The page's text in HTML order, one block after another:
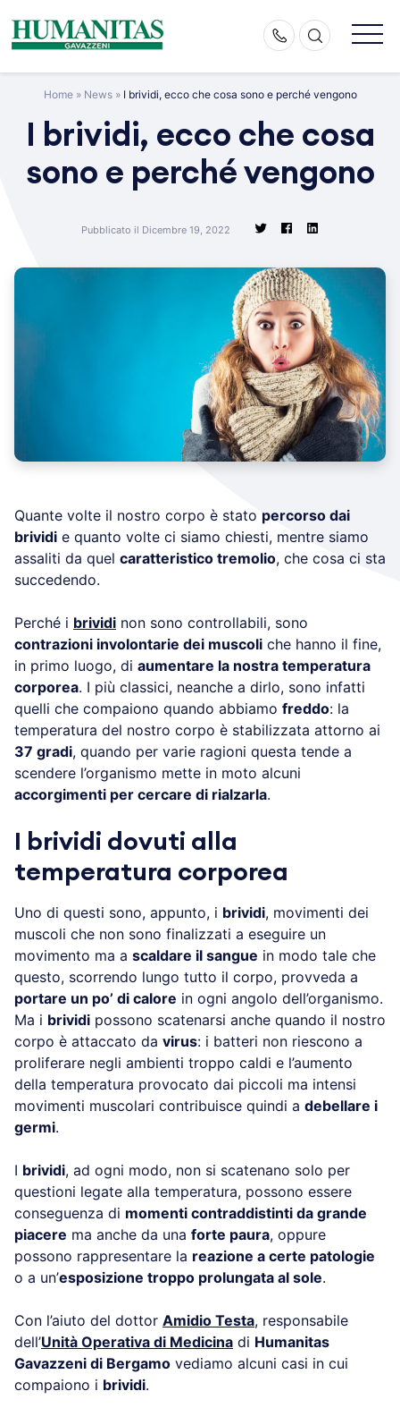
content
Home» News» I brividi, ecco che cosa sono e perché vengono
I brividi, ecco che cosa
sono e perché vengono
Pubblicato il Dicembre 19, 2022
Quante volte il nostro corpo è stato percorso dai
brividi e quanto volte ci siamo chiesti, mentre siamo
assaliti da quel caratteristico tremolio, che cosa ci sta
succedendo.
Perché i brividi non sono controllabili, sono
contrazioni involontarie dei muscoli che hanno il fine,
in primo luogo, di aumentare la nostra temperatura
corporea. I più classici, neanche a dirlo, sono infatti
quelli che compaiono quando abbiamo freddo: la
temperatura del nostro corpo è stabilizzata attorno ai
37 gradi, quando per varie ragioni questa tende a
scendere l’organismo mette in moto alcuni
accorgimenti per cercare di rialzarla.
I brividi dovuti alla
temperatura corporea
Uno di questi sono, appunto, i brividi, movimenti dei
muscoli che non sono finalizzati a eseguire un
movimento ma a scaldare il sangue in modo tale che
questo, scorrendo lungo tutto il corpo, provveda a
portare un po’ di calore in ogni angolo dell’organismo.
Ma i brividi possono scatenarsi anche quando il nostro
corpo è attaccato da virus: i batteri non riescono a
proliferare negli ambienti troppo caldi e l’aumento
della temperatura provocato dai piccoli ma intensi
movimenti muscolari contribuisce quindi a debellare i
germi.
I brividi, ad ogni modo, non si scatenano solo per
questioni legate alla temperatura, possono essere
conseguenza di momenti contraddistinti da grande
piacere ma anche da una forte paura, oppure
possono rappresentare la reazione a certe patologie
o a un’esposizione troppo prolungata al sole.
Con l’aiuto del dottor Amidio Testa, responsabile
dell’Unità Operativa di Medicina di Humanitas
Gavazzeni di Bergamo vediamo alcuni casi in cui
compaiono i brividi.